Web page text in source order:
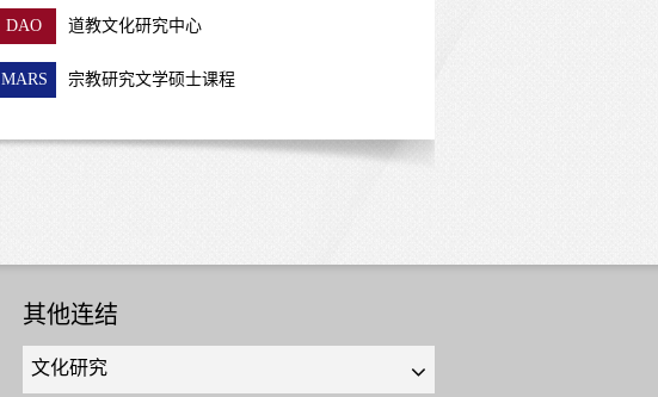
DAO 道教文化研究中心
MARS 宗教研究文学硕士课程
其他连结
Quick
links
文化研究